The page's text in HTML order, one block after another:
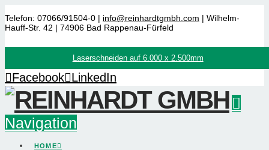
Telefon: 07066/91504-0 | info@reinhardtgmbh.com | Wilhelm-
Hauff-Str. 42 | 74906 Bad Rappenau-Fürfeld
Laserschneiden auf 6.000 x 2.500mm
Facebook LinkedIn
Navigation
HOME